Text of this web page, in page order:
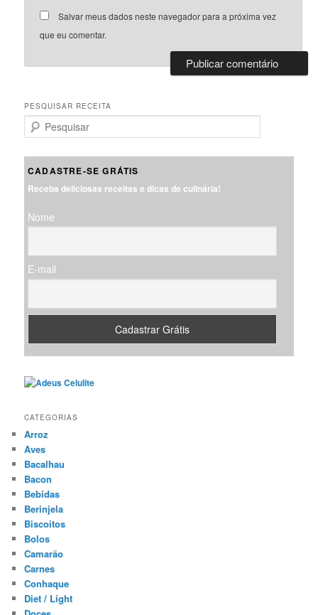
Salvar meus dados neste navegador para a próxima vez
que eu comentar.
PESQUISAR RECEITA
e
u
a
CADASTRE-SE GRÁTIS
Receba deliciosas receitas e dicas de culinária!
Nome
E-mail
CATEGORIAS
Arroz
Aves
Bacalhau
Bacon
Bebidas
Berinjela
Biscoitos
Bolos
Camarão
Carnes
Conhaque
Diet / Light